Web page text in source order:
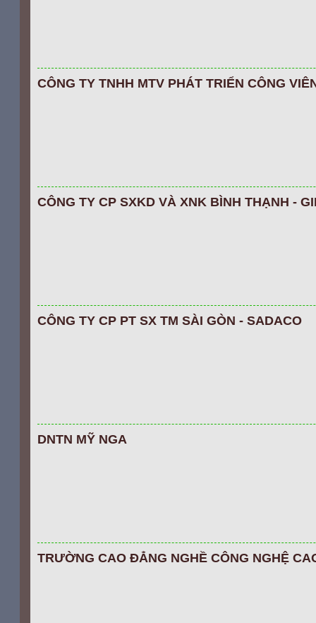
CÔNG TY TNHH MTV PHÁT TRIỂN CÔNG
CÔNG TY CP SXKD VÀ XNK BÌNH THẠNH -
CÔNG TY CP PT SX TM SÀI GÒN - SADACO
DNTN MỸ NGA
TRƯỜNG CAO ĐẲNG NGHỀ CÔNG NGHỆ